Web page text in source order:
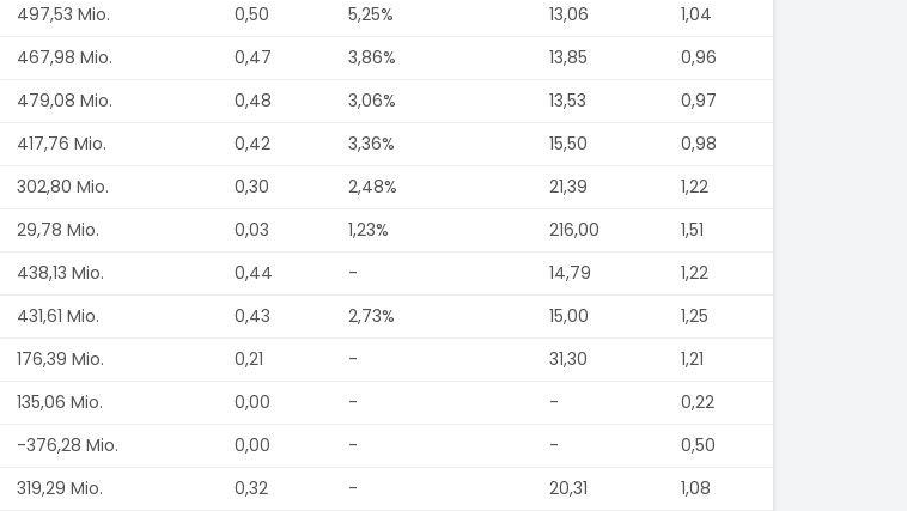
497,53 Mio. 0,50 5,25% 13,06
1,04
467,98 Mio. 0,47 3,86% 13,85
0,96
479,08 Mio. 0,48 3,06% 13,53
0,97
417,76 Mio. 0,42 3,36% 15,50
0,98
302,80 Mio. 0,30 2,48% 21,39
1,22
29,78 Mio. 0,03 1,23% 216,00
1,51
438,13 Mio. 0,44 - 14,79
1,22
431,61 Mio. 0,43 2,73% 15,00
1,25
176,39 Mio. 0,21 - 31,30
1,21
135,06 Mio. 0,00 - -
0,22
-376,28 Mio. 0,00 - -
0,50
319,29 Mio. 0,32 - 20,31
1,08